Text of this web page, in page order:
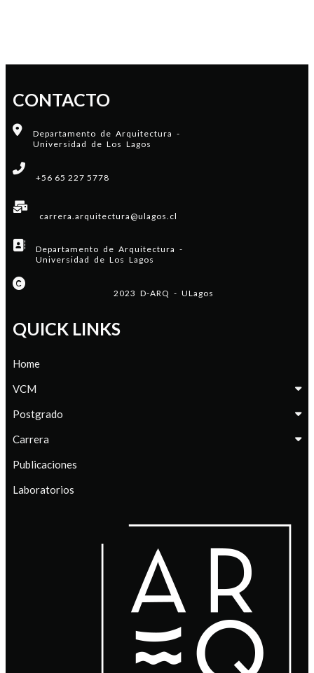
CONTACTO
Departamento de Arquitectura -
Universidad de Los Lagos
+56 65 227 5778
carrera.arquitectura@ulagos.cl
Departamento de Arquitectura -
Universidad de Los Lagos
2023 D-ARQ - ULagos
QUICK LINKS
Home
VCM
Postgrado
Carrera
Publicaciones
Laboratorios